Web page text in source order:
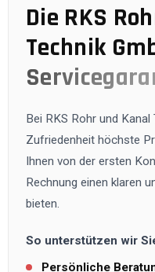
Die RKS
Technik
Bei RKS Rohr und Kanal
Zufriedenheit höchste
Ihnen von der ersten
Rechnung einen klaren
bieten.
So unterstützen wir
Persönliche